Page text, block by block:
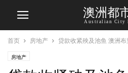
澳洲都
Australian City
首页 房地产 贷款收紧殃及池鱼 澳洲
房地产